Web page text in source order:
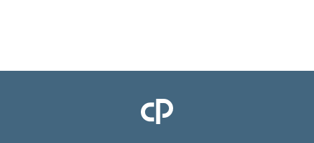
Clinique Pasteur